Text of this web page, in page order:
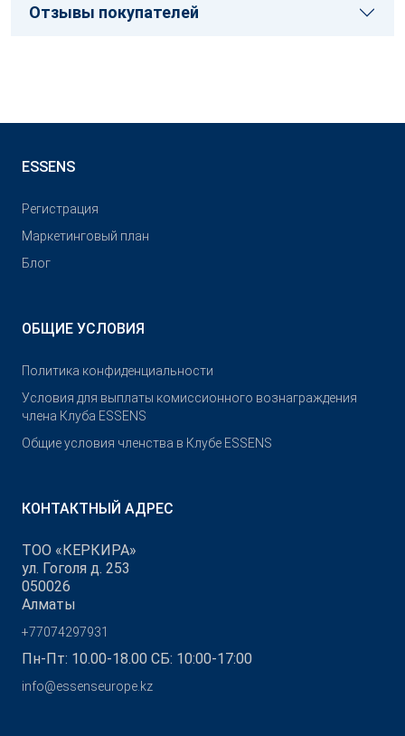
Отзывы покупателей
ESSENS
Pегистрация
Маркетинговый план
Блог
ОБЩИЕ УСЛОВИЯ
Политика конфиденциальности
Условия для выплаты комиссионного вознаграждения
члена Клуба ESSENS
Общие условия членства в Клубе ESSENS
КОНТАКТНЫЙ АДРЕС
ТОО «КЕРКИРА»
ул. Гоголя д. 253
050026
Алматы
+77074297931
Пн-Пт: 10.00-18.00 СБ: 10:00-17:00
info@essenseurope.kz